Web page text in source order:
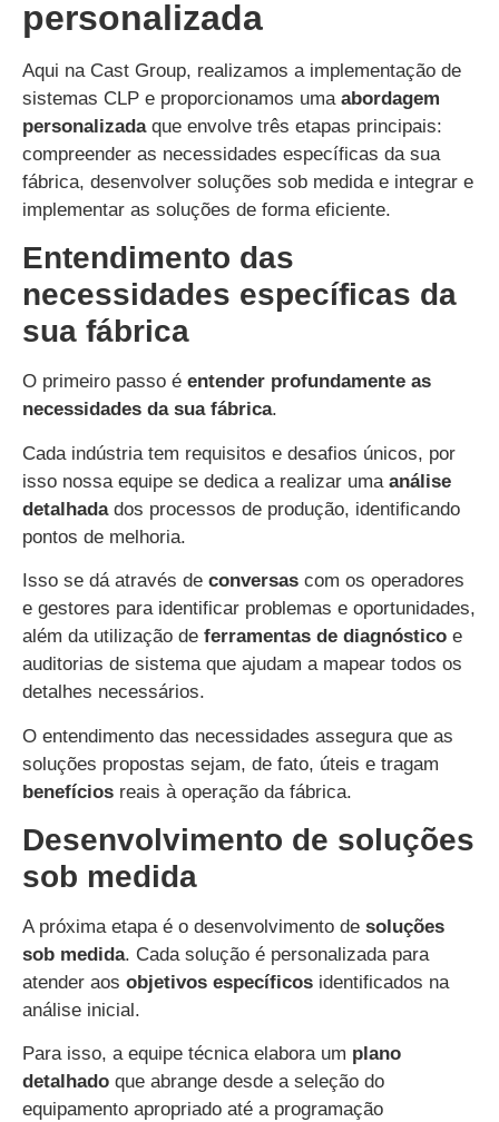
personalizada
Aqui na Cast Group, realizamos a implementação de
sistemas CLP e proporcionamos uma abordagem
personalizadaque envolve três etapas principais:
compreender as necessidades específicas da sua
fábrica, desenvolver soluções sob medida e integrar e
implementar as soluções de forma eficiente.
Entendimento das
necessidades específicas da
sua fábrica
O primeiro passo é entender profundamente as
necessidades da sua fábrica.
Cada indústria tem requisitos e desafios únicos, por
isso nossa equipe se dedica a realizar uma análise
detalhadados processos de produção, identificando
pontos de melhoria.
Isso se dá através de conversas com os operadores
e gestores para identificar problemas e oportunidades,
além da utilização de ferramentas de diagnóstico e
auditorias de sistema que ajudam a mapear todos os
detalhes necessários.
O entendimento das necessidades assegura que as
soluções propostas sejam, de fato, úteis e tragam
benefícios reais à operação da fábrica.
Desenvolvimento de soluções
sob medida
A próxima etapa é o desenvolvimento de soluções
sob medida. Cada solução é personalizada para
atender aos objetivos específicos identificados na
análise inicial.
Para isso, a equipe técnica elabora um plano
detalhado que abrange desde a seleção do
equipamento apropriado até a programação